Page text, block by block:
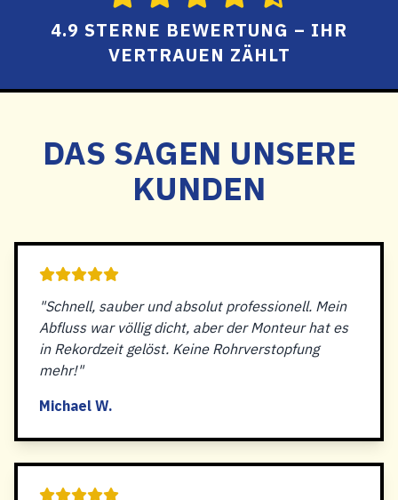
4.9 STERNE BEWERTUNG – IHR
VERTRAUEN ZÄHLT
DAS SAGEN UNSERE
KUNDEN
"Schnell, sauber und absolut professionell. Mein
Abfluss war völlig dicht, aber der Monteur hat es
in Rekordzeit gelöst. Keine Rohrverstopfung
mehr!"
Michael W.